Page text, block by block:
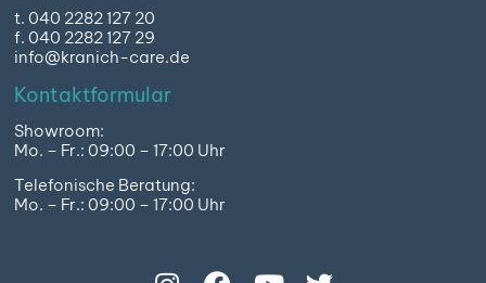
t. 040 2282 127 20
f. 040 2282 127 29
info@kranich-care.de
Kontaktformular
Showroom:
Mo. – Fr.: 09:00 – 17:00 Uhr
Telefonische Beratung:
Mo. – Fr.: 09:00 – 17:00 Uhr